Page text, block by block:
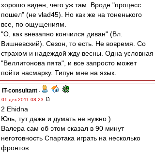
хорошо виден, чего уж там. Вроде "процесс
пошел" (не vlad45). Но как же на тоненького
все, по ощущениям.
"О, как внезапно кончился диван" (Вл.
Вишневский). Сезон, то есть. Не вовремя. Со
страхом и надеждой жду весны. Одна условная
"Веллитонова пята", и все запросто может
пойти насмарку. Типун мне на язык.
IT-consultant -
01 дек 2011 08:23
2 Ehidna
Юль, тут даже и думать не нужно )
Валера сам об этом сказал в 90 минут
неготовность Спартака играть на несколько
фронтов